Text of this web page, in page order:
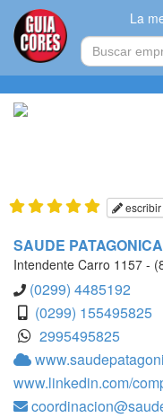
La
SAUDE PATAGONICA
Intendente Carro 1157 -
(0299) 4485192
(0299) 155495825
2995495825
www.linkedin.com/